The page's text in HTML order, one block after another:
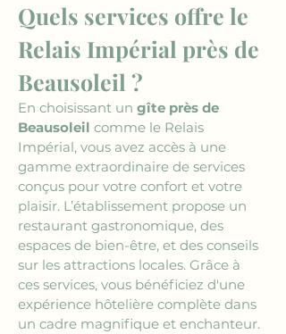
Quels services offre le
Relais Impérial près de
Beausoleil ?
En choisissant un gîte près de
Beausoleil comme le Relais
Impérial, vous avez accès à une
gamme extraordinaire de services
conçus pour votre confort et votre
plaisir. L’établissement propose un
restaurant gastronomique, des
espaces de bien-être, et des conseils
sur les attractions locales. Grâce à
ces services, vous bénéficiez d'une
expérience hôtelière complète dans
un cadre magnifique et enchanteur.